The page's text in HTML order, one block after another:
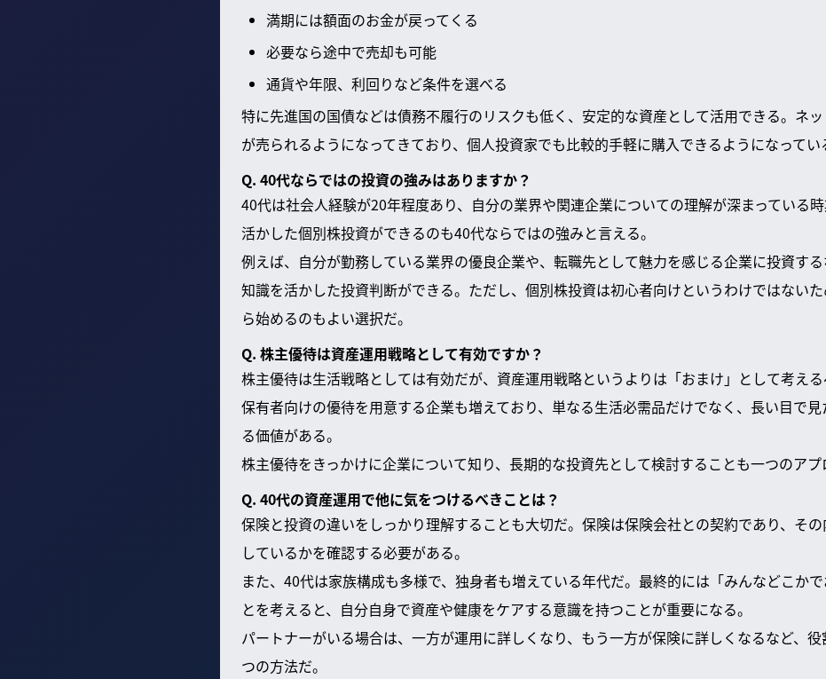
満期には額面のお金が戻ってくる
必要なら途中で売却も可能
通貨や年限、利回りなど条件を選べる
特に先進国の国債などは債務不履行のリスクも低く、安定的な資産として活用できる。ネ
が売られるようになってきており、個人投資家でも比較的手軽に購入できるようになってい
Q. 40代ならではの投資の強みはありますか？
40代は社会人経験が20年程度あり、自分の業界や関連企業についての理解が深まっている
活かした個別株投資ができるのも40代ならではの強みと言える。
例えば、自分が勤務している業界の優良企業や、転職先として魅力を感じる企業に投資す
知識を活かした投資判断ができる。ただし、個別株投資は初心者向けというわけではない
ら始めるのもよい選択だ。
Q. 株主優待は資産運用戦略として有効ですか？
株主優待は生活戦略としては有効だが、資産運用戦略というよりは「おまけ」として考え
保有者向けの優待を用意する企業も増えており、単なる生活必需品だけでなく、長い目で
る価値がある。
株主優待をきっかけに企業について知り、長期的な投資先として検討することも一つのアプ
Q. 40代の資産運用で他に気をつけるべきことは？
保険と投資の違いをしっかり理解することも大切だ。保険は保険会社との契約であり、そ
しているかを確認する必要がある。
また、40代は家族構成も多様で、独身者も増えている年代だ。最終的には「みんなどこか
とを考えると、自分自身で資産や健康をケアする意識を持つことが重要になる。
パートナーがいる場合は、一方が運用に詳しくなり、もう一方が保険に詳しくなるなど、
つの方法だ。